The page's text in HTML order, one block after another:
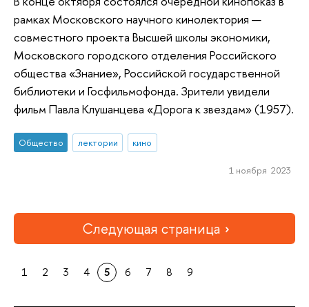
рамках Московского научного кинолектория —
совместного проекта Высшей школы экономики,
Московского городского отделения Российского
общества «Знание», Российской государственной
библиотеки и Госфильмофонда. Зрители увидели
фильм Павла Клушанцева «Дорога к звездам» (1957).
Общество лектории кино
1 ноября 2023
Следующая страница
1 2 3 4 5 6 7 8 9